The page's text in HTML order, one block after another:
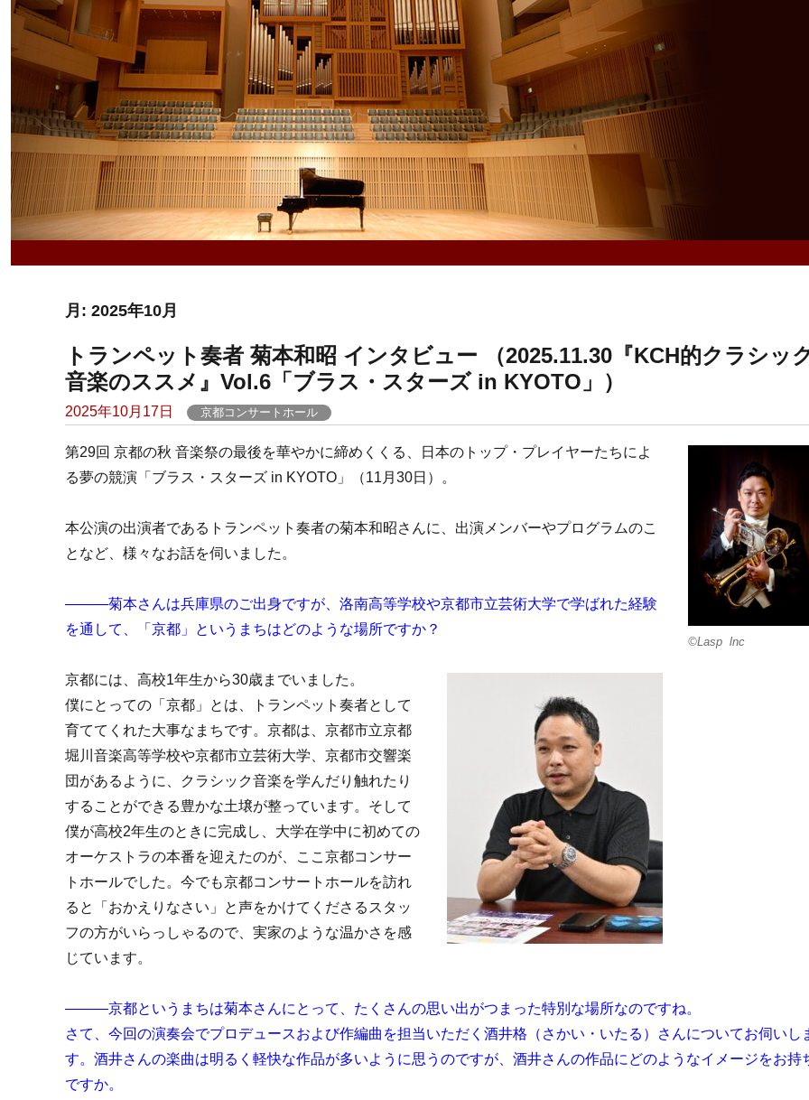
月: 2025年10月
トランペット奏者 菊本和昭 インタビュー （2025.11.30『KCH的クラシッ
音楽のススメ』Vol.6「ブラス・スターズ in KYOTO」）
Posted
2025年10月17日 京都コンサートホール
©Lasp lnc
第29回 京都の秋 音楽祭の最後を華やかに締めくくる、日本のトップ・プレイヤーたちによ
る夢の競演「ブラス・スターズ in KYOTO」（11月30日）。
本公演の出演者であるトランペット奏者の菊本和昭さんに、出演メンバーやプログラムのこ
となど、様々なお話を伺いました。
―――菊本さんは兵庫県のご出身ですが、洛南高等学校や京都市立芸術大学で学ばれた経験
を通して、「京都」というまちはどのような場所ですか？
京都には、高校1年生から30歳までいました。
僕にとっての「京都」とは、トランペット奏者として
育ててくれた大事なまちです。京都は、京都市立京都
堀川音楽高等学校や京都市立芸術大学、京都市交響楽
団があるように、クラシック音楽を学んだり触れたり
することができる豊かな土壌が整っています。そして
僕が高校2年生のときに完成し、大学在学中に初めての
オーケストラの本番を迎えたのが、ここ京都コンサー
トホールでした。今でも京都コンサートホールを訪れ
ると「おかえりなさい」と声をかけてくださるスタッ
フの方がいらっしゃるので、実家のような温かさを感
じています。
―――京都というまちは菊本さんにとって、たくさんの思い出がつまった特別な場所なのですね。
さて、今回の演奏会でプロデュースおよび作編曲を担当いただく酒井格（さかい・いたる）さんについてお伺いし
す。 酒井さんの楽曲は明るく軽快な作品が多いように思うのですが、酒井さんの作品にどのようなイメージをお持
ですか。